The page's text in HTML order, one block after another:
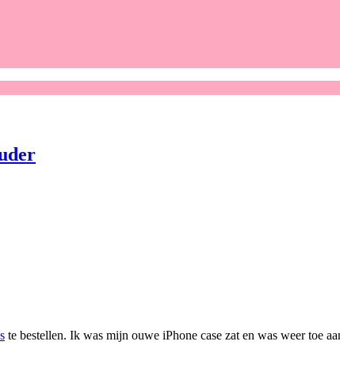
te bestellen. Ik was mijn ouwe iPhone case zat en was weer toe